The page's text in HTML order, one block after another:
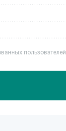
пользователей